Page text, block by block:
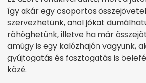
így akár egy csoportos
szervezhetünk, ahol jókat
röhöghetünk, illetve ha már
amúgy is egy kalózhajón vagyunk,
gyújtogatás és fosztogatás is
közé.